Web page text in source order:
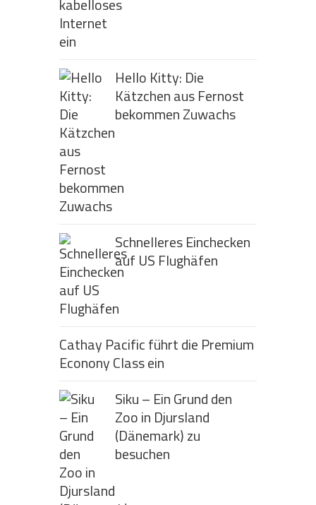
Hello Kitty: Die
Kätzchen aus Fernost
bekommen Zuwachs
Schnelleres Einchecken
auf US Flughäfen
Cathay Pacific führt die Premium
Econony Class ein
Siku – Ein Grund den
Zoo in Djursland
(Dänemark) zu
besuchen